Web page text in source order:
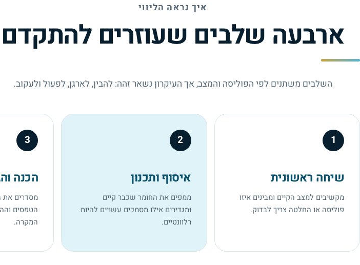
איך נראה הליווי
ארבעה שלבים שעוזרים להתקדם
השלבים משתנים לפי הפוליסה והמצב, אך העיקרון נשאר זהה: להבין, לארגן, לפעול ולעקוב.
1
שיחה ראשונית
מקשיבים למצב הקיים ומבינים איזו
פוליסה או החלטה צריך לבדוק.
2
איסוף ותכנון
ממפים את החומר שכבר קיים
ומגדירים אילו מסמכים עשויים להיות
רלוונטיים.
3
הכנה
מסדרים את
הטפסים
המקרה.